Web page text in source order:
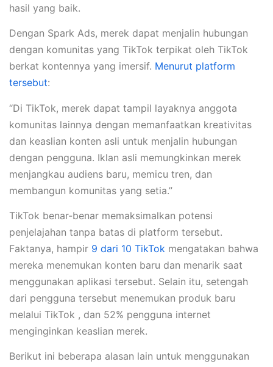
hasil yang baik.
Dengan Spark Ads, merek dapat menjalin hubungan
dengan komunitas yang TikTok terpikat oleh TikTok
berkat kontennya yang imersif. Menurut platform
tersebut:
“Di TikTok, merek dapat tampil layaknya anggota
komunitas lainnya dengan memanfaatkan kreativitas
dan keaslian konten asli untuk menjalin hubungan
dengan pengguna. Iklan asli memungkinkan merek
menjangkau audiens baru, memicu tren, dan
membangun komunitas yang setia.”
TikTok benar-benar memaksimalkan potensi
penjelajahan tanpa batas di platform tersebut.
Faktanya, hampir 9 dari 10 TikTok mengatakan bahwa
mereka menemukan konten baru dan menarik saat
menggunakan aplikasi tersebut. Selain itu, setengah
dari pengguna tersebut menemukan produk baru
melalui TikTok , dan 52% pengguna internet
menginginkan keaslian merek.
Berikut ini beberapa alasan lain untuk menggunakan